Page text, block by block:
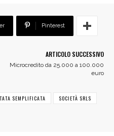
Pinterest
ARTICOLO SUCCESSIVO
Microcredito da 25.000 a 100.000
euro
SEMPLIFICATA
SOCIETÀ SRLS